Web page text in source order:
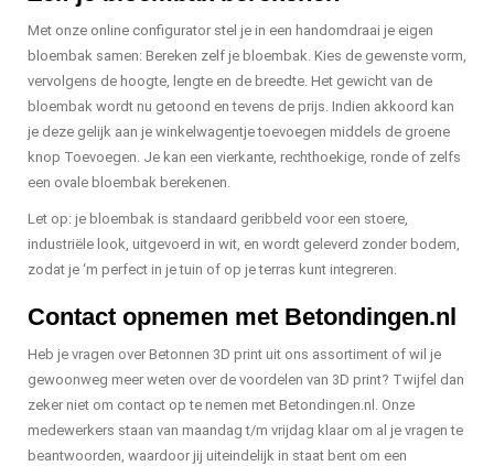
Met onze online configurator stel je in een handomdraai je eigen
bloembak samen: Bereken zelf je bloembak. Kies de gewenste vorm,
vervolgens de hoogte, lengte en de breedte. Het gewicht van de
bloembak wordt nu getoond en tevens de prijs. Indien akkoord kan
je deze gelijk aan je winkelwagentje toevoegen middels de groene
knop Toevoegen. Je kan een vierkante, rechthoekige, ronde of zelfs
een ovale bloembak berekenen.
Let op: je bloembak is standaard geribbeld voor een stoere,
industriële look, uitgevoerd in wit, en wordt geleverd zonder bodem,
zodat je ‘m perfect in je tuin of op je terras kunt integreren.
Contact opnemen met Betondingen.nl
Heb je vragen over Betonnen 3D print uit ons assortiment of wil je
gewoonweg meer weten over de voordelen van 3D print? Twijfel dan
zeker niet om contact op te nemen met Betondingen.nl. Onze
medewerkers staan van maandag t/m vrijdag klaar om al je vragen te
beantwoorden, waardoor jij uiteindelijk in staat bent om een